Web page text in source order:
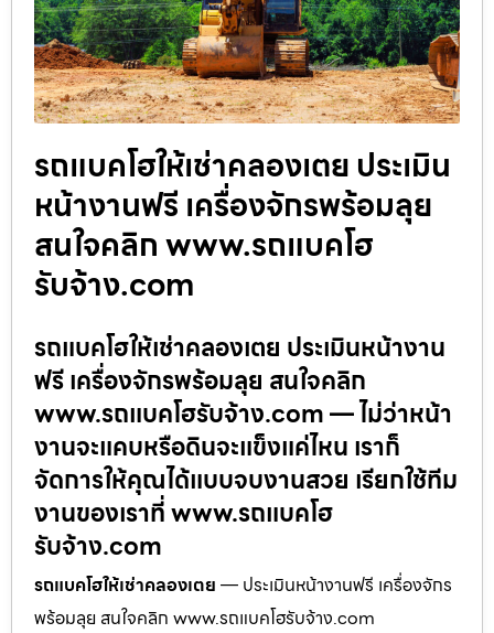
รถแบคโฮให้เช่าคลองเตย ประเมิน
หน้างานฟรี เครื่องจักรพร้อมลุย
สนใจคลิก www.รถแบคโฮ
รับจ้าง.com
รถแบคโฮให้เช่าคลองเตย ประเมินหน้างาน
ฟรี เครื่องจักรพร้อมลุย สนใจคลิก
www.รถแบคโฮรับจ้าง.com — ไม่ว่าหน้า
งานจะแคบหรือดินจะแข็งแค่ไหน เราก็
จัดการให้คุณได้แบบจบงานสวย เรียกใช้ทีม
งานของเราที่ www.รถแบคโฮ
รับจ้าง.com
รถแบคโฮให้เช่าคลองเตย — ประเมินหน้างานฟรี เครื่องจักร
พร้อมลุย สนใจคลิก www.รถแบคโฮรับจ้าง.com